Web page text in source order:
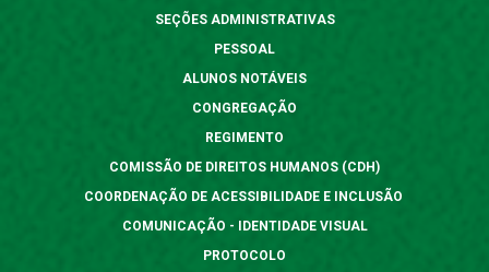
SEÇÕES ADMINISTRATIVAS
PESSOAL
ALUNOS NOTÁVEIS
CONGREGAÇÃO
REGIMENTO
COMISSÃO DE DIREITOS HUMANOS (CDH)
COORDENAÇÃO DE ACESSIBILIDADE E INCLUSÃO
COMUNICAÇÃO - IDENTIDADE VISUAL
PROTOCOLO